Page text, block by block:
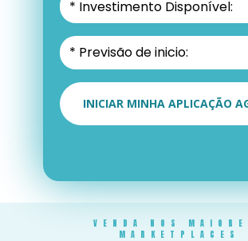
INICIAR MINHA APLICAÇÃO
VENDA NOS
MARKETPLACES